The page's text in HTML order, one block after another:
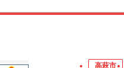
高萩市